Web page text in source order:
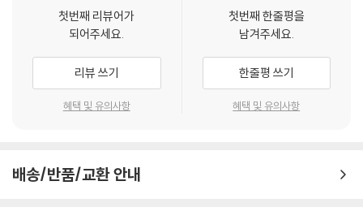
첫번째 리뷰어가
되어주세요.
리뷰 쓰기
혜택 및 유의사항
첫번째 한줄평을
남겨주세요.
한줄평 쓰기
혜택 및 유의사항
배송/반품/교환 안내